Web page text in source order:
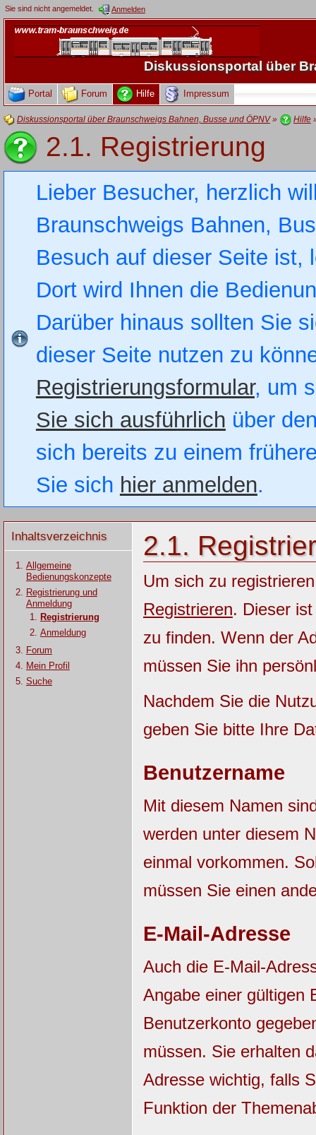
Sie sind nicht angemeldet. Anmelden
Diskussionsportal über
Portal Forum Hilfe Impressum
Diskussionsportal über Braunschweigs Bahnen, Busse und ÖPNV» Hilfe
2.1. Registrierung
Lieber Besucher, herzlich
Braunschweigs Bahnen,
Besuch auf dieser Seite
Dort wird Ihnen die
Darüber hinaus sollten Sie
dieser Seite nutzen zu
Registrierungsformular, um
Sie sich ausführlich über
sich bereits zu einem
Sie sich hier anmelden.
Inhaltsverzeichnis
Allgemeine
Bedienungskonzepte
Registrierung und
Anmeldung
Registrierung
Anmeldung
Forum
Mein Profil
Suche
2.1.
Um sich zu
Registrieren. Dieser
zu finden. Wenn der
müssen Sie ihn
Nachdem Sie die
geben Sie bitte Ihre
Benutzername
Mit diesem Namen
werden unter diesem
einmal vorkommen.
müssen Sie einen
E-Mail-Adresse
Auch die E-Mail-
Angabe einer gültigen
Benutzerkonto
müssen. Sie erhalten
Adresse wichtig, falls
Funktion der